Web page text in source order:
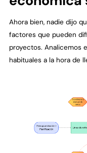
Ahora bien, nadie dijo
factores que pueden
proyectos. Analicemos
habituales a la hora de